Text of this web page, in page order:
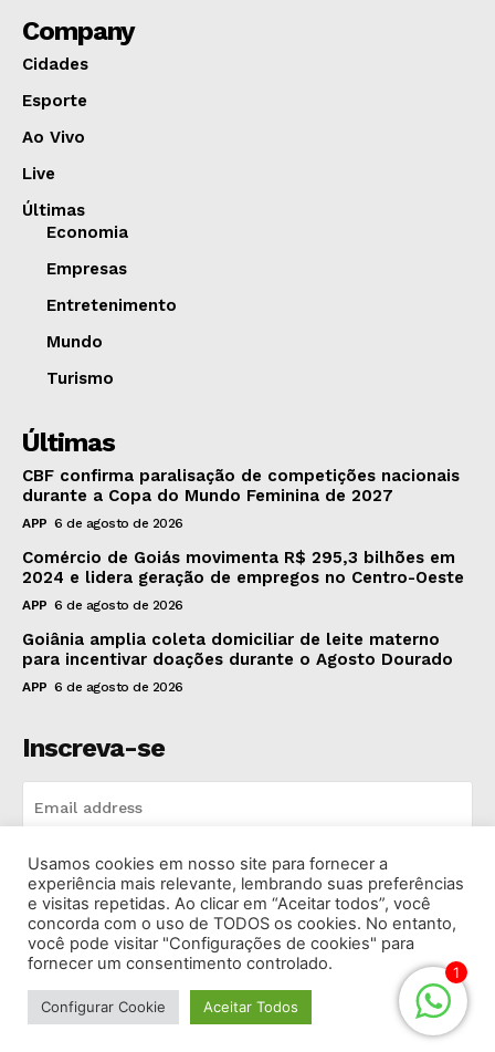
Company
Cidades
Esporte
Ao Vivo
Live
Últimas
Economia
Empresas
Entretenimento
Mundo
Turismo
Últimas
CBF confirma paralisação de competições nacionais
durante a Copa do Mundo Feminina de 2027
APP 6 de agosto de 2026
Comércio de Goiás movimenta R$ 295,3 bilhões em
2024 e lidera geração de empregos no Centro-Oeste
APP 6 de agosto de 2026
Goiânia amplia coleta domiciliar de leite materno
para incentivar doações durante o Agosto Dourado
APP 6 de agosto de 2026
Inscreva-se
INSCREVA-SE
I've read and accept the Privacy Policy.
© 2026 Rádio Bandeirantes Goiânia. Todos os Direitos
Reservados.
1
Usamos cookies em nosso site para fornecer a
experiência mais relevante, lembrando suas preferências
e visitas repetidas. Ao clicar em “Aceitar todos”, você
concorda com o uso de TODOS os cookies. No entanto,
você pode visitar "Configurações de cookies" para
fornecer um consentimento controlado.
Configurar Cookie Aceitar Todos